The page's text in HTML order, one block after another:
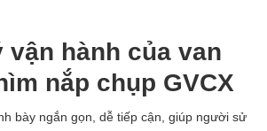
vận hành của van
nắp chụp GVCX
bày ngắn gọn, dễ tiếp cận, giúp người sử